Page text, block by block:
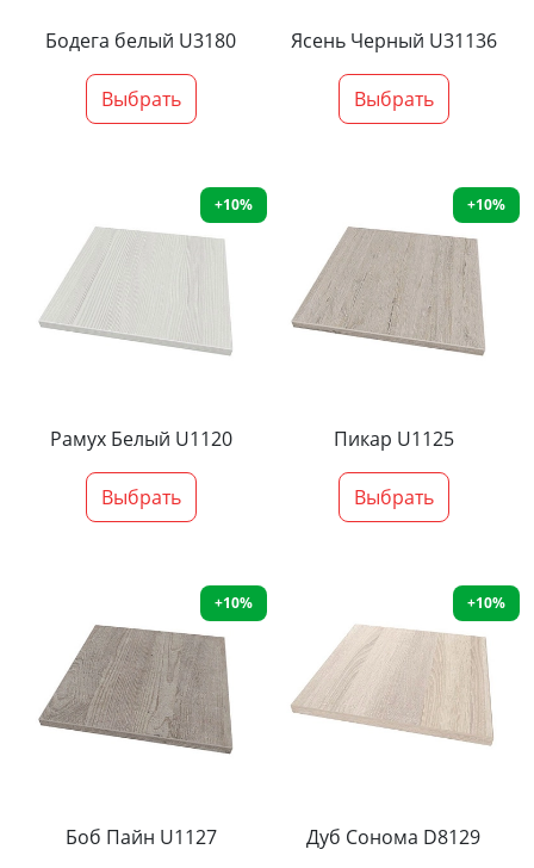
Бодега белый U3180
Выбрать
Ясень Черный U31136
Выбрать
+10%
Рамух Белый U1120
Выбрать
+10%
Пикар U1125
Выбрать
+10%
Боб Пайн U1127
+10%
Дуб Сонома D8129